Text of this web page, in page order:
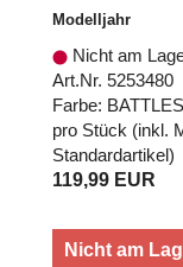
Modelljahr
Nicht am
Art.Nr. 5253480
Farbe:
pro Stück (inkl.
Standardartikel)
119,99 EUR
Nicht am